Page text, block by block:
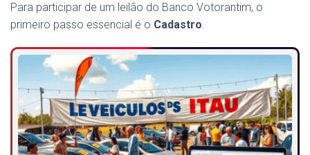
Para participar de um leilão do Banco Votorantim, o
primeiro passo essencial é o Cadastro.